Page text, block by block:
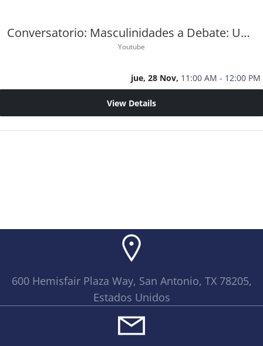
Conversatorio: Masculinidades a Debate: Una Perspectiva Binacional
Youtube
jue, 28 Nov, 11:00 AM - 12:00 PM
View Details
600 Hemisfair Plaza Way, San Antonio, TX 78205,
Estados Unidos